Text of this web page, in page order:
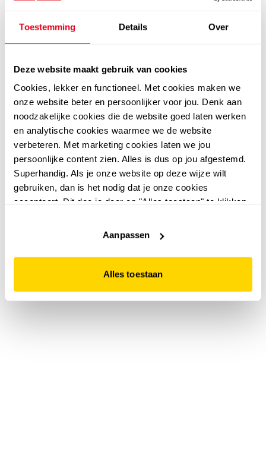
Toestemming Details Over
Deze website maakt gebruik van cookies
Cookies, lekker en functioneel. Met cookies maken we
onze website beter en persoonlijker voor jou. Denk aan
noodzakelijke cookies die de website goed laten werken
en analytische cookies waarmee we de website
verbeteren. Met marketing cookies laten we jou
persoonlijke content zien. Alles is dus op jou afgestemd.
Superhandig. Als je onze website op deze wijze wilt
gebruiken, dan is het nodig dat je onze cookies
accepteert. Dit doe je door op "Alles toestaan" te klikken.
website niet optimaal functioneert.
Aanpassen
Alles toestaan